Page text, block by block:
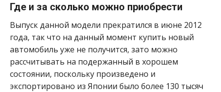
Где и за сколько можно приобрести
Выпуск данной модели прекратился в июне 2012
года, так что на данный момент купить новый
автомобиль уже не получится, зато можно
рассчитывать на подержанный в хорошем
состоянии, поскольку произведено и
экспортировано из Японии было более 130 тысяч